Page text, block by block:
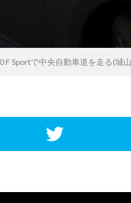
F Sportで中央自動車道を走る(城